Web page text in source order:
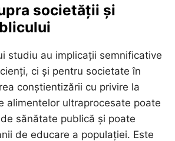
societății și
studiu au implicații semnificative
ci și pentru societate în
conștientizării cu privire la
alimentelor ultraprocesate poate
sănătate publică și poate
de educare a populației. Este